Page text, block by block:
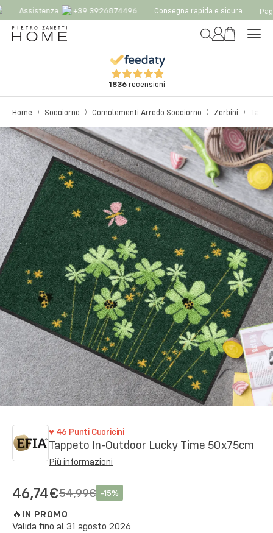
Assistenza +39 3926874496 Consegna rapida e sicura
1836recensioni
Home Soggiorno Complementi Arredo Soggiorno Zerbini
♥ 46 Punti Cuoricini
Tappeto In-Outdoor Lucky Time 50x75cm
Più informazioni
46,74€54,99€ -15%
🔥 IN PROMO
Valida fino al 31 agosto 2026